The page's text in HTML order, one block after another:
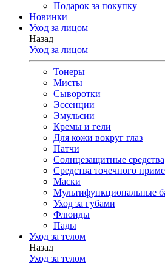
Подарок за покупку
Новинки
Уход за лицом
Назад
Уход за лицом
Тонеры
Мисты
Сыворотки
Эссенции
Эмульсии
Кремы и гели
Для кожи вокруг глаз
Патчи
Солнцезащитные средства
Средства точечного
Маски
Мультифункциональные
Уход за губами
Флюиды
Пады
Уход за телом
Назад
Уход за телом